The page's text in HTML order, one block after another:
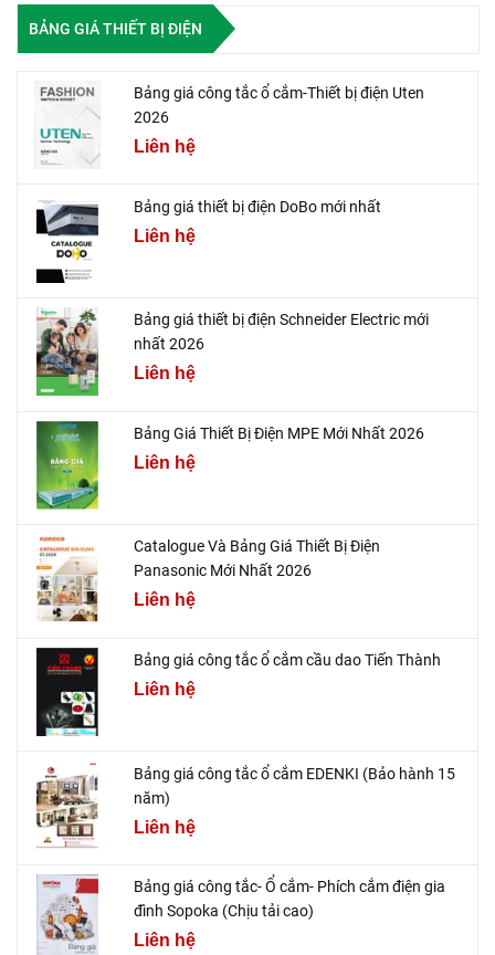
BẢNG GIÁ THIẾT BỊ ĐIỆN
Bảng giá công tắc ổ cắm-Thiết bị điện Uten
2026
Liên hệ
Bảng giá thiết bị điện DoBo mới nhất
Liên hệ
Bảng giá thiết bị điện Schneider Electric mới
nhất 2026
Liên hệ
Bảng Giá Thiết Bị Điện MPE Mới Nhất 2026
Liên hệ
Catalogue Và Bảng Giá Thiết Bị Điện
Panasonic Mới Nhất 2026
Liên hệ
Bảng giá công tắc ổ cắm cầu dao Tiến Thành
Liên hệ
Bảng giá công tắc ổ cắm EDENKI (Bảo hành 15
năm)
Liên hệ
Bảng giá công tắc- Ổ cắm- Phích cắm điện gia
đình Sopoka (Chịu tải cao)
Liên hệ